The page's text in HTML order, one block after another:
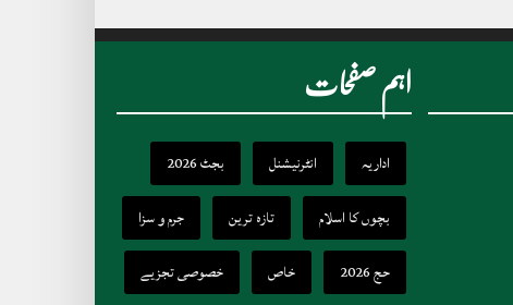
اہم صفحات
اداریہ انٹرنیشنل
بجٹ 2026
بچوں کا اسلام
تازہ ترین
جرم و سزا
حج 2026
خاص خصوصی تجزیے